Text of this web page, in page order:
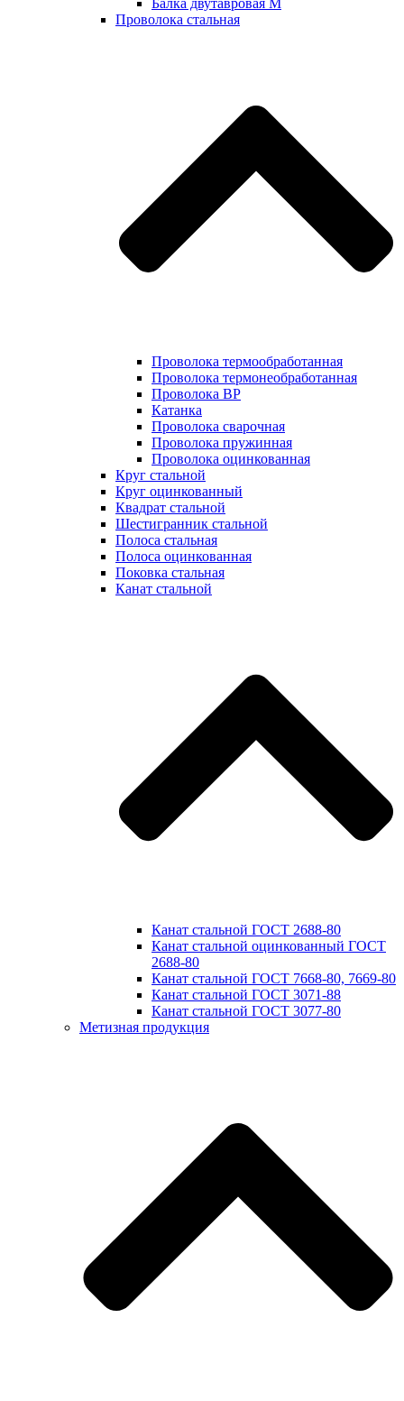
Балка двутавровая М
Проволока стальная
Проволока термообработанная
Проволока термонеобработанная
Проволока ВР
Катанка
Проволока сварочная
Проволока пружинная
Проволока оцинкованная
Круг стальной
Круг оцинкованный
Квадрат стальной
Шестигранник стальной
Полоса стальная
Полоса оцинкованная
Поковка стальная
Канат стальной
Канат стальной ГОСТ 2688-80
Канат стальной оцинкованный ГОСТ
2688-80
Канат стальной ГОСТ 7668-80, 7669-80
Канат стальной ГОСТ 3071-88
Канат стальной ГОСТ 3077-80
Метизная продукция